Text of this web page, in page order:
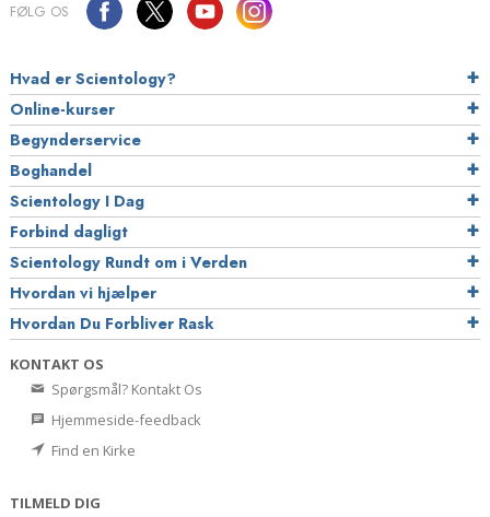
FØLG OS
Hvad er Scientology?
Online-kurser
Begynderservice
Boghandel
Scientology I Dag
Forbind dagligt
Scientology Rundt om i Verden
Hvordan vi hjælper
Hvordan Du Forbliver Rask
KONTAKT OS
Spørgsmål? Kontakt Os
Hjemmeside-feedback
Find en Kirke
TILMELD DIG